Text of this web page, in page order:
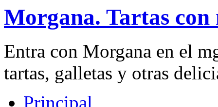
Morgana. Tartas con
Entra con Morgana en el
tartas, galletas y otras
Principal